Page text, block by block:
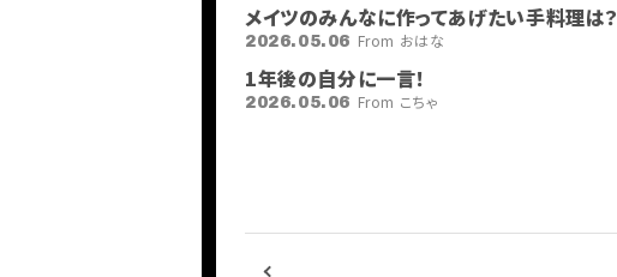
メイツのみんなに作ってあげたい手料理は？
2026.05.06 From おはな
1年後の自分に一言！
2026.05.06 From こちゃ